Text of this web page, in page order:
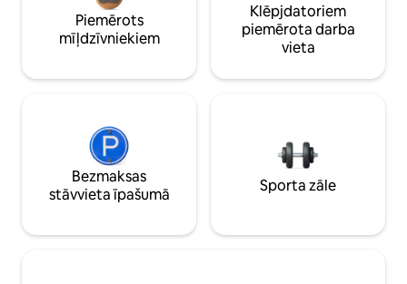
Piemērots
mīļdzīvniekiem
Klēpjdatoriem
piemērota darba
vieta
Bezmaksas
stāvvieta īpašumā
Sporta zāle